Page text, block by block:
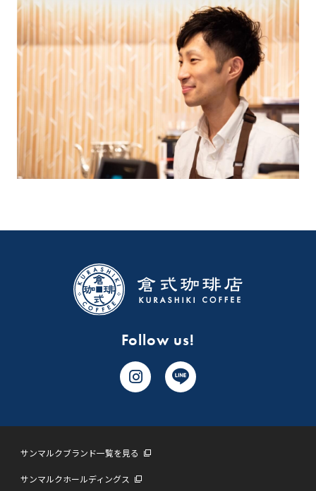
Follow us!
サンマルクブランド一覧を見る
サンマルクホールディングス